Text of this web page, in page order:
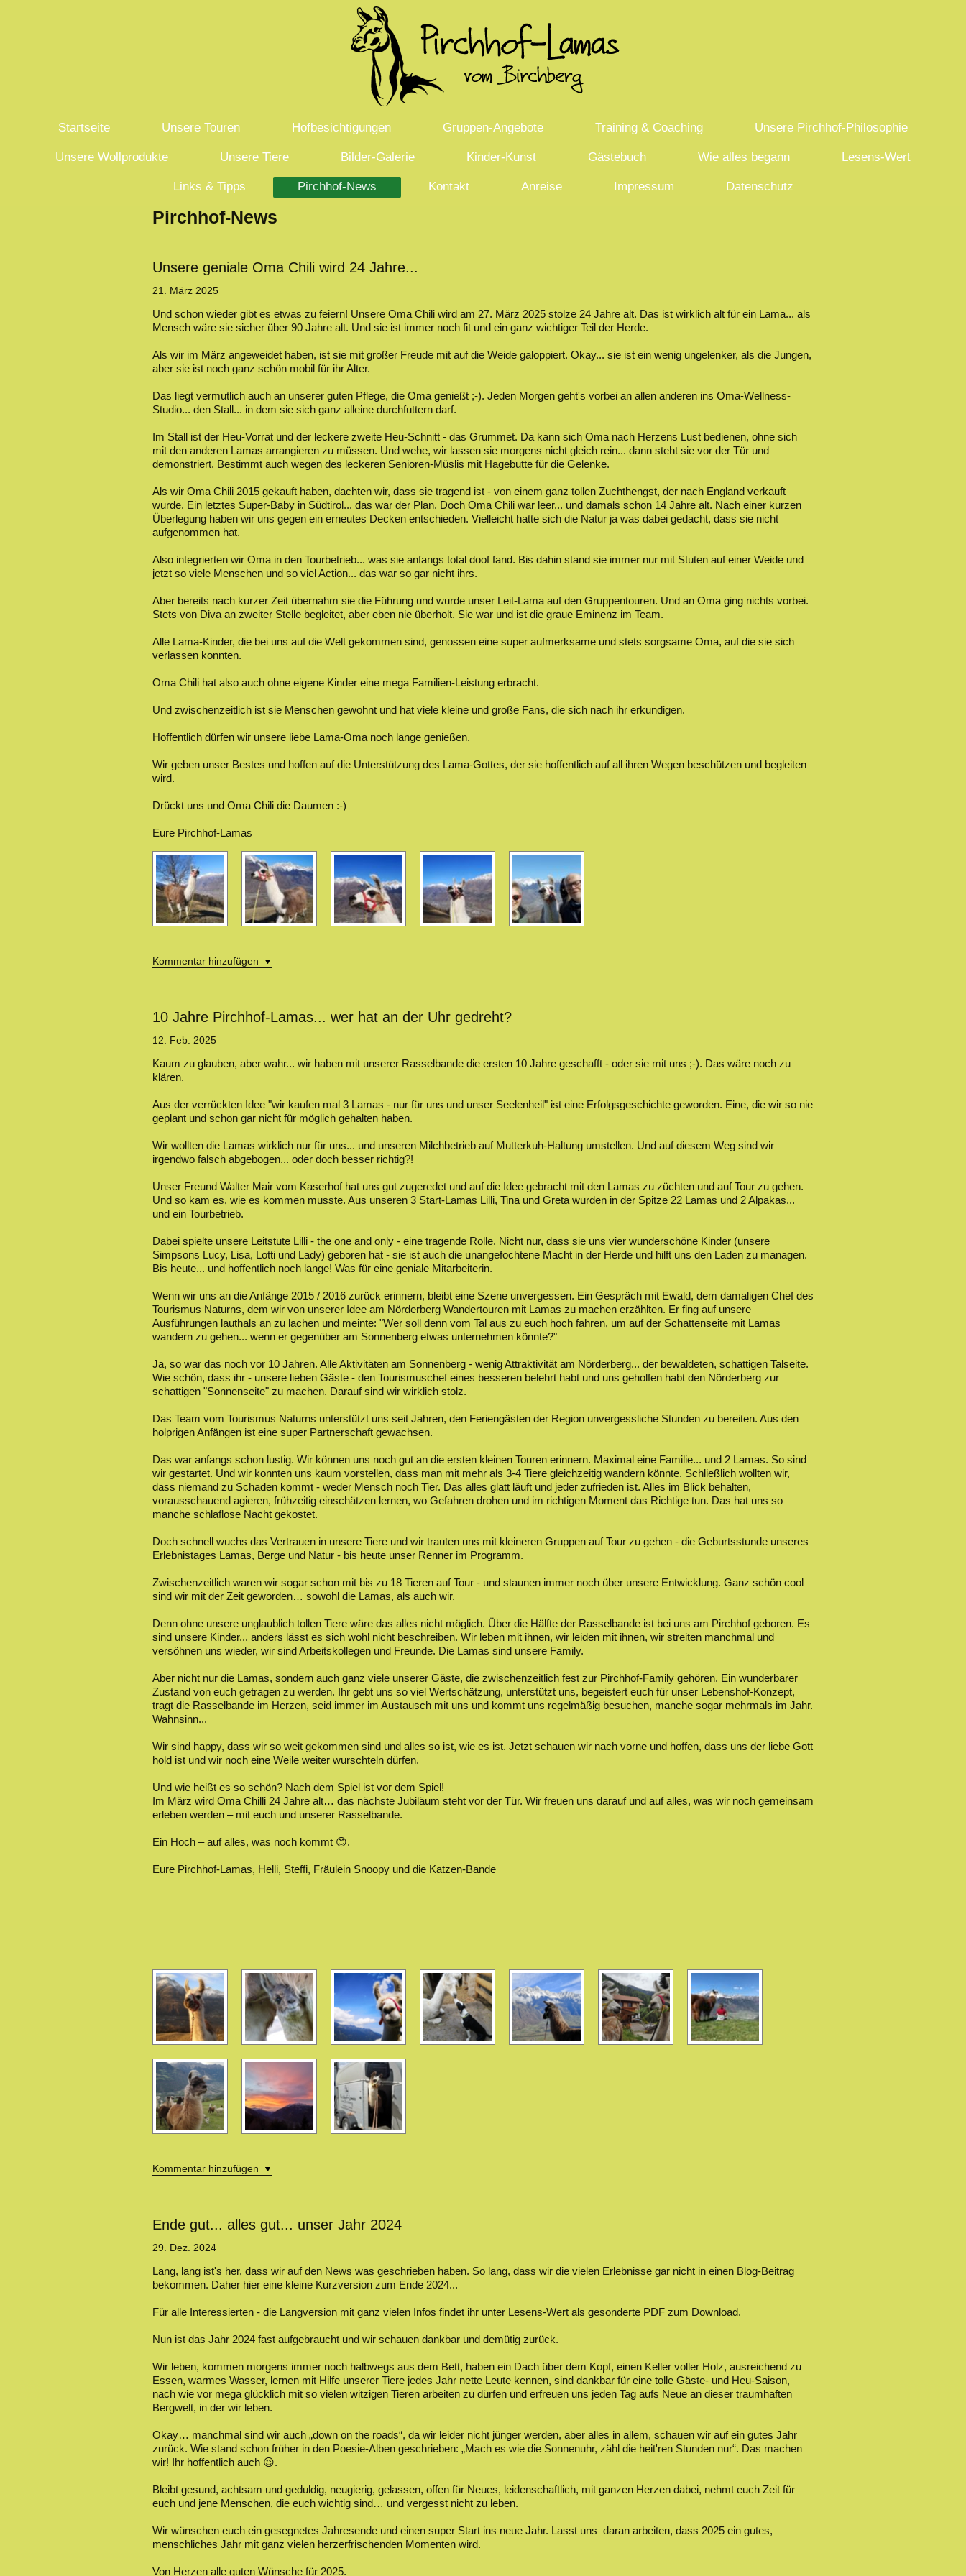
Startseite Unsere Touren Hofbesichtigungen Gruppen-Angebote Training & Coaching Unsere Pirchhof-Philosophie
Unsere Wollprodukte Unsere Tiere Bilder-Galerie Kinder-Kunst Gästebuch Wie alles begann Lesens-Wert
Links & Tipps Pirchhof-News Kontakt Anreise Impressum Datenschutz
Pirchhof-News
Unsere geniale Oma Chili wird 24 Jahre...
21. März 2025
Und schon wieder gibt es etwas zu feiern! Unsere Oma Chili wird am 27. März 2025 stolze 24 Jahre alt. Das ist wirklich alt für ein Lama... als
Mensch wäre sie sicher über 90 Jahre alt. Und sie ist immer noch fit und ein ganz wichtiger Teil der Herde.
Als wir im März angeweidet haben, ist sie mit großer Freude mit auf die Weide galoppiert. Okay... sie ist ein wenig ungelenker, als die Jungen,
aber sie ist noch ganz schön mobil für ihr Alter.
Das liegt vermutlich auch an unserer guten Pflege, die Oma genießt ;-). Jeden Morgen geht's vorbei an allen anderen ins Oma-Wellness-
Studio... den Stall... in dem sie sich ganz alleine durchfuttern darf.
Im Stall ist der Heu-Vorrat und der leckere zweite Heu-Schnitt - das Grummet. Da kann sich Oma nach Herzens Lust bedienen, ohne sich
mit den anderen Lamas arrangieren zu müssen. Und wehe, wir lassen sie morgens nicht gleich rein... dann steht sie vor der Tür und
demonstriert. Bestimmt auch wegen des leckeren Senioren-Müslis mit Hagebutte für die Gelenke.
Als wir Oma Chili 2015 gekauft haben, dachten wir, dass sie tragend ist - von einem ganz tollen Zuchthengst, der nach England verkauft
wurde. Ein letztes Super-Baby in Südtirol... das war der Plan. Doch Oma Chili war leer... und damals schon 14 Jahre alt. Nach einer kurzen
Überlegung haben wir uns gegen ein erneutes Decken entschieden. Vielleicht hatte sich die Natur ja was dabei gedacht, dass sie nicht
aufgenommen hat.
Also integrierten wir Oma in den Tourbetrieb... was sie anfangs total doof fand. Bis dahin stand sie immer nur mit Stuten auf einer Weide und
jetzt so viele Menschen und so viel Action... das war so gar nicht ihrs.
Aber bereits nach kurzer Zeit übernahm sie die Führung und wurde unser Leit-Lama auf den Gruppentouren. Und an Oma ging nichts vorbei.
Stets von Diva an zweiter Stelle begleitet, aber eben nie überholt. Sie war und ist die graue Eminenz im Team.
Alle Lama-Kinder, die bei uns auf die Welt gekommen sind, genossen eine super aufmerksame und stets sorgsame Oma, auf die sie sich
verlassen konnten.
Oma Chili hat also auch ohne eigene Kinder eine mega Familien-Leistung erbracht.
Und zwischenzeitlich ist sie Menschen gewohnt und hat viele kleine und große Fans, die sich nach ihr erkundigen.
Hoffentlich dürfen wir unsere liebe Lama-Oma noch lange genießen.
Wir geben unser Bestes und hoffen auf die Unterstützung des Lama-Gottes, der sie hoffentlich auf all ihren Wegen beschützen und begleiten
wird.
Drückt uns und Oma Chili die Daumen :-)
Eure Pirchhof-Lamas
Kommentar hinzufügen
10 Jahre Pirchhof-Lamas... wer hat an der Uhr gedreht?
12. Feb. 2025
Kaum zu glauben, aber wahr... wir haben mit unserer Rasselbande die ersten 10 Jahre geschafft - oder sie mit uns ;-). Das wäre noch zu
klären.
Aus der verrückten Idee "wir kaufen mal 3 Lamas - nur für uns und unser Seelenheil" ist eine Erfolgsgeschichte geworden. Eine, die wir so nie
geplant und schon gar nicht für möglich gehalten haben.
Wir wollten die Lamas wirklich nur für uns... und unseren Milchbetrieb auf Mutterkuh-Haltung umstellen. Und auf diesem Weg sind wir
irgendwo falsch abgebogen... oder doch besser richtig?!
Unser Freund Walter Mair vom Kaserhof hat uns gut zugeredet und auf die Idee gebracht mit den Lamas zu züchten und auf Tour zu gehen.
Und so kam es, wie es kommen musste. Aus unseren 3 Start-Lamas Lilli, Tina und Greta wurden in der Spitze 22 Lamas und 2 Alpakas...
und ein Tourbetrieb.
Dabei spielte unsere Leitstute Lilli - the one and only - eine tragende Rolle. Nicht nur, dass sie uns vier wunderschöne Kinder (unsere
Simpsons Lucy, Lisa, Lotti und Lady) geboren hat - sie ist auch die unangefochtene Macht in der Herde und hilft uns den Laden zu managen.
Bis heute... und hoffentlich noch lange! Was für eine geniale Mitarbeiterin.
Wenn wir uns an die Anfänge 2015 / 2016 zurück erinnern, bleibt eine Szene unvergessen. Ein Gespräch mit Ewald, dem damaligen Chef des
Tourismus Naturns, dem wir von unserer Idee am Nörderberg Wandertouren mit Lamas zu machen erzählten. Er fing auf unsere
Ausführungen lauthals an zu lachen und meinte: "Wer soll denn vom Tal aus zu euch hoch fahren, um auf der Schattenseite mit Lamas
wandern zu gehen... wenn er gegenüber am Sonnenberg etwas unternehmen könnte?"
Ja, so war das noch vor 10 Jahren. Alle Aktivitäten am Sonnenberg - wenig Attraktivität am Nörderberg... der bewaldeten, schattigen Talseite.
Wie schön, dass ihr - unsere lieben Gäste - den Tourismuschef eines besseren belehrt habt und uns geholfen habt den Nörderberg zur
schattigen "Sonnenseite" zu machen. Darauf sind wir wirklich stolz.
Das Team vom Tourismus Naturns unterstützt uns seit Jahren, den Feriengästen der Region unvergessliche Stunden zu bereiten. Aus den
holprigen Anfängen ist eine super Partnerschaft gewachsen.
Das war anfangs schon lustig. Wir können uns noch gut an die ersten kleinen Touren erinnern. Maximal eine Familie... und 2 Lamas. So sind
wir gestartet. Und wir konnten uns kaum vorstellen, dass man mit mehr als 3-4 Tiere gleichzeitig wandern könnte. Schließlich wollten wir,
dass niemand zu Schaden kommt - weder Mensch noch Tier. Das alles glatt läuft und jeder zufrieden ist. Alles im Blick behalten,
vorausschauend agieren, frühzeitig einschätzen lernen, wo Gefahren drohen und im richtigen Moment das Richtige tun. Das hat uns so
manche schlaflose Nacht gekostet.
Doch schnell wuchs das Vertrauen in unsere Tiere und wir trauten uns mit kleineren Gruppen auf Tour zu gehen - die Geburtsstunde unseres
Erlebnistages Lamas, Berge und Natur - bis heute unser Renner im Programm.
Zwischenzeitlich waren wir sogar schon mit bis zu 18 Tieren auf Tour - und staunen immer noch über unsere Entwicklung. Ganz schön cool
sind wir mit der Zeit geworden… sowohl die Lamas, als auch wir.
Denn ohne unsere unglaublich tollen Tiere wäre das alles nicht möglich. Über die Hälfte der Rasselbande ist bei uns am Pirchhof geboren. Es
sind unsere Kinder... anders lässt es sich wohl nicht beschreiben. Wir leben mit ihnen, wir leiden mit ihnen, wir streiten manchmal und
versöhnen uns wieder, wir sind Arbeitskollegen und Freunde. Die Lamas sind unsere Family.
Aber nicht nur die Lamas, sondern auch ganz viele unserer Gäste, die zwischenzeitlich fest zur Pirchhof-Family gehören. Ein wunderbarer
Zustand von euch getragen zu werden. Ihr gebt uns so viel Wertschätzung, unterstützt uns, begeistert euch für unser Lebenshof-Konzept,
tragt die Rasselbande im Herzen, seid immer im Austausch mit uns und kommt uns regelmäßig besuchen, manche sogar mehrmals im Jahr.
Wahnsinn...
Wir sind happy, dass wir so weit gekommen sind und alles so ist, wie es ist. Jetzt schauen wir nach vorne und hoffen, dass uns der liebe Gott
hold ist und wir noch eine Weile weiter wurschteln dürfen.
Und wie heißt es so schön? Nach dem Spiel ist vor dem Spiel!
Im März wird Oma Chilli 24 Jahre alt… das nächste Jubiläum steht vor der Tür. Wir freuen uns darauf und auf alles, was wir noch gemeinsam
erleben werden – mit euch und unserer Rasselbande.
Ein Hoch – auf alles, was noch kommt 😊.
Eure Pirchhof-Lamas, Helli, Steffi, Fräulein Snoopy und die Katzen-Bande
Kommentar hinzufügen
Ende gut... alles gut... unser Jahr 2024
29. Dez. 2024
Lang, lang ist's her, dass wir auf den News was geschrieben haben. So lang, dass wir die vielen Erlebnisse gar nicht in einen Blog-Beitrag
bekommen. Daher hier eine kleine Kurzversion zum Ende 2024...
Für alle Interessierten - die Langversion mit ganz vielen Infos findet ihr unter Lesens-Wert als gesonderte PDF zum Download.
Nun ist das Jahr 2024 fast aufgebraucht und wir schauen dankbar und demütig zurück.
Wir leben, kommen morgens immer noch halbwegs aus dem Bett, haben ein Dach über dem Kopf, einen Keller voller Holz, ausreichend zu
Essen, warmes Wasser, lernen mit Hilfe unserer Tiere jedes Jahr nette Leute kennen, sind dankbar für eine tolle Gäste- und Heu-Saison,
nach wie vor mega glücklich mit so vielen witzigen Tieren arbeiten zu dürfen und erfreuen uns jeden Tag aufs Neue an dieser traumhaften
Bergwelt, in der wir leben.
Okay… manchmal sind wir auch „down on the roads“, da wir leider nicht jünger werden, aber alles in allem, schauen wir auf ein gutes Jahr
zurück. Wie stand schon früher in den Poesie-Alben geschrieben: „Mach es wie die Sonnenuhr, zähl die heit'ren Stunden nur“. Das machen
wir! Ihr hoffentlich auch 😉.
Bleibt gesund, achtsam und geduldig, neugierig, gelassen, offen für Neues, leidenschaftlich, mit ganzen Herzen dabei, nehmt euch Zeit für
euch und jene Menschen, die euch wichtig sind… und vergesst nicht zu leben.
Wir wünschen euch ein gesegnetes Jahresende und einen super Start ins neue Jahr. Lasst uns daran arbeiten, dass 2025 ein gutes,
menschliches Jahr mit ganz vielen herzerfrischenden Momenten wird.
Von Herzen alle guten Wünsche für 2025.